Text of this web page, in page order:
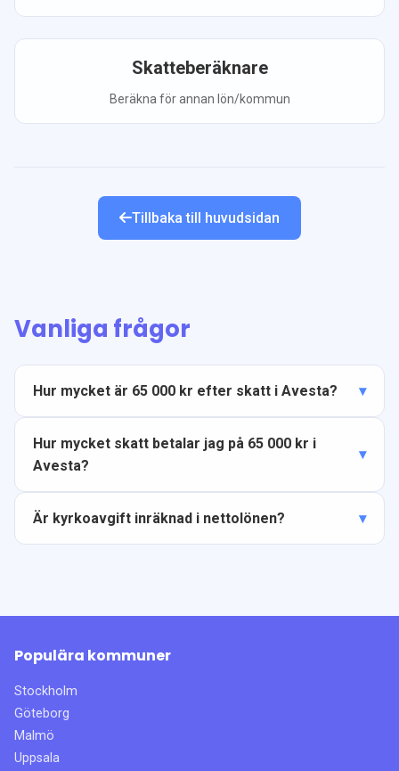
Skatteberäknare
Beräkna för annan lön/kommun
Tillbaka till huvudsidan
Vanliga frågor
Hur mycket är 65 000 kr efter skatt i Avesta?
Hur mycket skatt betalar jag på 65 000 kr i
Avesta?
Är kyrkoavgift inräknad i nettolönen?
Populära kommuner
Stockholm
Göteborg
Malmö
Uppsala